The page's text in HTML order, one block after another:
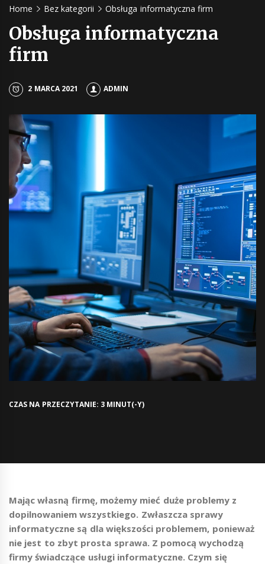
Home Bez kategorii Obsługa informatyczna firm
Obsługa informatyczna
firm
2 MARCA 2021 ADMIN
CZAS NA PRZECZYTANIE: 3 MINUT(-Y)
Mając własną firmę, możemy mieć duże problemy z
dopilnowaniem wszystkiego. Zwłaszcza sprawy
informatyczne są dla większości problemem, ponieważ
nie jest to zbyt prosta sprawa. Z pomocą wychodzą
firmy świadczące usługi informatyczne. Czym się